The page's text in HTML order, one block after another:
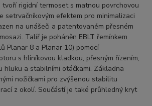
rigidní termoset s matnou povrchovou
setrvačníkovým efektem pro minimalizaci
na unášeči a patentovaném přesném
Talíř je poháněn EBLT řemínkem
Planar 8 a Planar 10) pomocí
s hliníkovou kladkou, přesným řízením,
hluku a stabilními otáčkami. Základna
nožičkami pro zvýšenou stabilitu
z okolí. Součástí je také průhledný kryt